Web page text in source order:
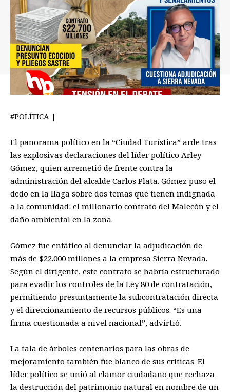
#POLÍTICA |
El panorama político en la “Ciudad Turística” arde tras
las explosivas declaraciones del líder político Arley
Gómez, quien arremetió de frente contra la
administración del alcalde Carlos Plata. Gómez puso el
dedo en la llaga sobre dos temas que tienen indignada
a la comunidad: el millonario contrato del Malecón y el
daño ambiental en la zona.
Gómez fue enfático al denunciar la adjudicación de
más de $22.000 millones a la empresa Sierra Nevada.
Según el dirigente, este contrato se habría estructurado
para evadir los controles de la Ley 80 de contratación,
permitiendo presuntamente la subcontratación directa
y el direccionamiento de recursos públicos. “Es una
firma cuestionada a nivel nacional”, advirtió.
La tala de árboles centenarios para las obras de
mejoramiento también fue blanco de sus críticas. El
líder político se unió al clamor ciudadano que rechaza
la destrucción del patrimonio natural en nombre de un